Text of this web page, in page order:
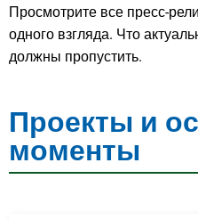
Просмотрите все пресс-
одного взгляда. Что
должны пропустить.
Проекты и
моменты